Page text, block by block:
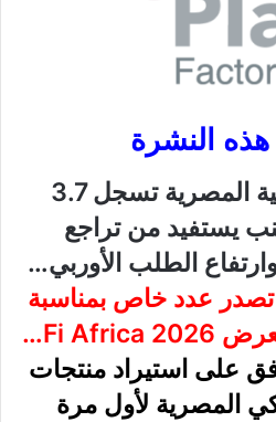
النشرة
الصادرات الزراعية المصرية تسجل 3.7
يستفيد من تراجع
الطلب الأوربي…
عدد خاص بمناسبة
على استيراد منتجات
المصرية لأول مرة